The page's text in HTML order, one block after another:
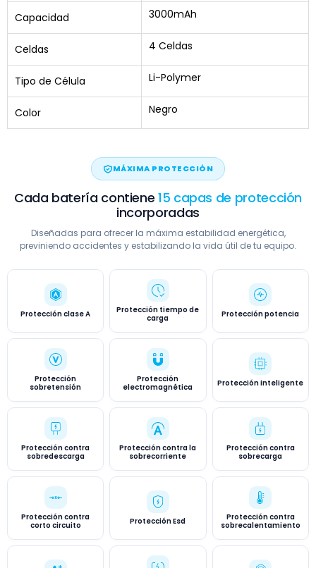
Capacidad 3000mAh
Celdas 4 Celdas
Tipo de Célula Li-Polymer
Color Negro
MÁXIMA PROTECCIÓN
Cada batería contiene 15 capas de protección
incorporadas
Diseñadas para ofrecer la máxima estabilidad energética,
previniendo accidentes y estabilizando la vida útil de tu equipo.
Protección clase A
Protección tiempo de
carga
Protección potencia
Protección
sobretensión
Protección
electromagnética
Protección inteligente
Protección contra
sobredescarga
Protección contra la
sobrecorriente
Protección contra
sobrecarga
Protección contra
corto circuito
Protección Esd
Protección contra
sobrecalentamiento